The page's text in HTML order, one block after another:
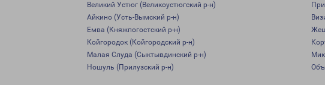
Великий Устюг (Великоустюгский р-н)
Айкино (Усть-Вымский р-н)
Емва (Княжпогостский р-н)
Койгородок (Койгородский р-н)
Малая Слуда (Сыктывдинский р-н)
Ношуль (Прилузский р-н)